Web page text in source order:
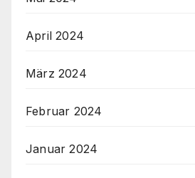
April 2024
März 2024
Februar 2024
Januar 2024